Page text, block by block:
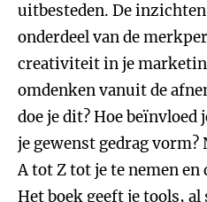
uitbesteden. De
onderdeel van de
creativiteit in je
omdenken vanuit de
doe je dit? Hoe beïnvloed
je gewenst gedrag
A tot Z tot je te nemen en
Het boek geeft je tools,